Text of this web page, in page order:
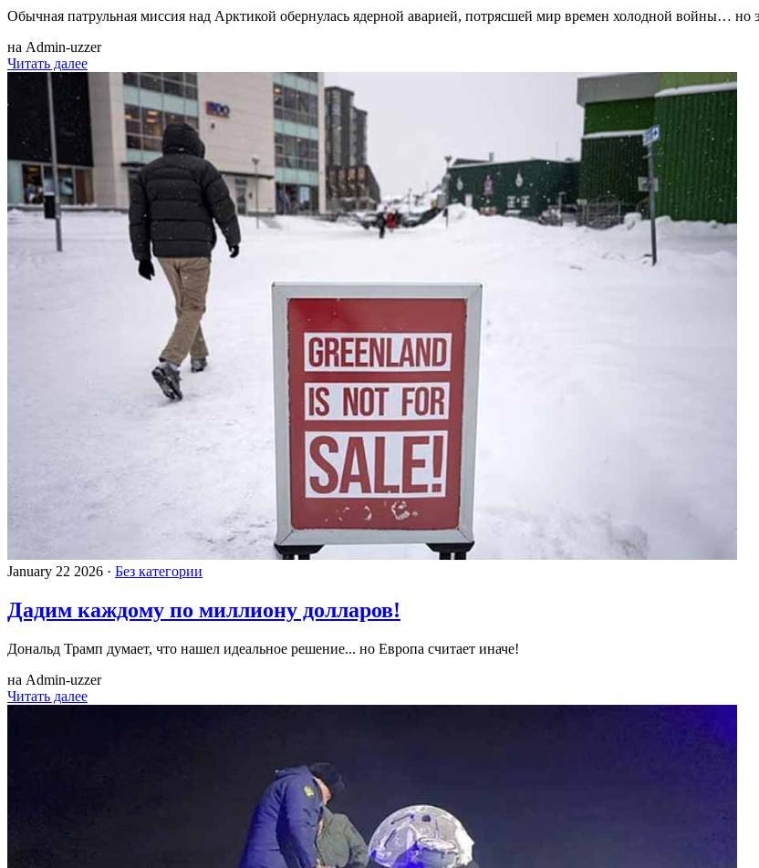
Обычная патрульная миссия над Арктикой обернулась ядерной аварией, потрясшей мир времен холодной войны… но
на Admin-uzzer
Читать далее
January 22 2026 · Без категории
Дадим каждому по миллиону долларов!
Дональд Трамп думает, что нашел идеальное решение... но Европа считает иначе!
на Admin-uzzer
Читать далее